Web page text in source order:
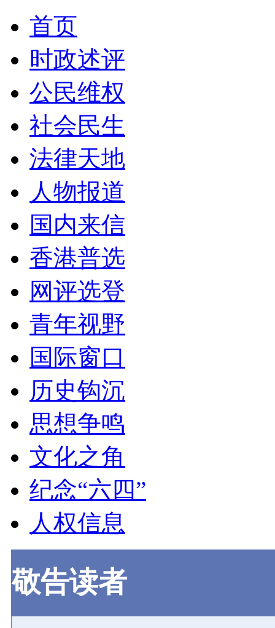
首页
时政述评
公民维权
社会民生
法律天地
人物报道
国内来信
香港普选
网评选登
青年视野
国际窗口
历史钩沉
思想争鸣
文化之角
纪念“六四”
人权信息
敬告读者